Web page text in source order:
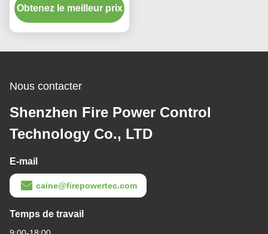
environnementale
Obtenez le meilleur prix
Nous contacter
Shenzhen Fire Power Control
Technology Co., LTD
E-mail
caine@firepowertec.com
Temps de travail